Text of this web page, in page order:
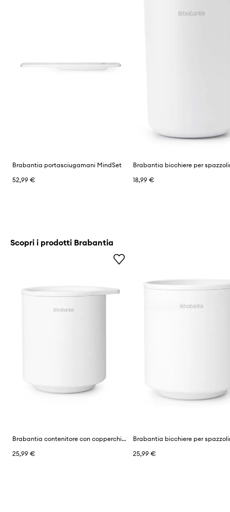
Brabantia portasciugamani MindSet
52,99 €
18,99 €
Scopri i prodotti Brabantia
Brabantia contenitore con copperchio MindSet
25,99 €
25,99 €